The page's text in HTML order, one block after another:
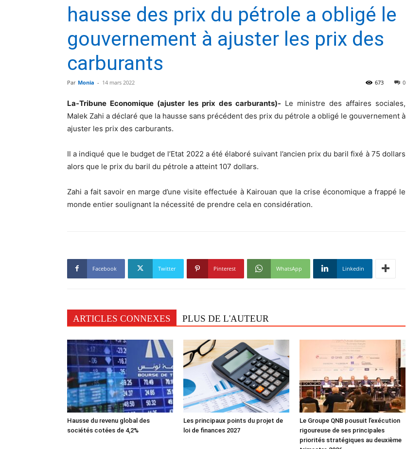
hausse des prix du pétrole a obligé le
gouvernement à ajuster les prix des
carburants
Par Monia - 14 mars 2022 0
673
La-Tribune Economique (ajuster les prix des carburants)- Le ministre des affaires sociales,
Malek Zahi a déclaré que la hausse sans précédent des prix du pétrole a obligé le gouvernement à
ajuster les prix des carburants.
Il a indiqué que le budget de l’Etat 2022 a été élaboré suivant l’ancien prix du baril fixé à 75 dollars
alors que le prix du baril du pétrole a atteint 107 dollars.
Zahi a fait savoir en marge d’une visite effectuée à Kairouan que la crise économique a frappé le
monde entier soulignant la nécessité de prendre cela en considération.
Facebook Twitter Pinterest WhatsApp Linkedin
ARTICLES CONNEXES PLUS DE L'AUTEUR
Hausse du revenu global des
sociétés cotées de 4,2%
Les principaux points du projet de
loi de finances 2027
Le Groupe QNB pousuit l’exécution
rigoureuse de ses principales
priorités stratégiques au deuxième